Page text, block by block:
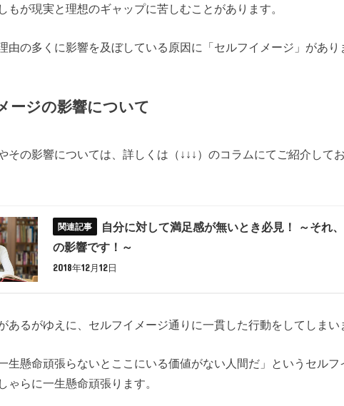
もが現実と理想のギャップに苦しむことがあります。
由の多くに影響を及ぼしている原因に「セルフイメージ」があり
ージの影響について
その影響については、詳しくは（↓↓↓）のコラムにてご紹介して
自分に対して満足感が無いとき必見！ ～それ
の影響です！～
2018年12月12日
あるがゆえに、セルフイメージ通りに一貫した行動をしてしまい
生懸命頑張らないとここにいる価値がない人間だ」というセルフ
ゃらに一生懸命頑張ります。